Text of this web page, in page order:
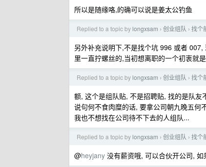
所以是随缘咯,的确可以说是姜太公钓鱼
Replied to a topic by longxsam › 创业组队 › 找个
另外补充说明下,不是找个坑 996 或者
里一直拧螺丝的,当初想离职的一个初衷就
Replied to a topic by longxsam › 创业组队 › 找个
额, 这个是组队贴, 不是招聘贴, 找的是队友
说句何不食肉糜的话, 要拿公司朝九晚五何
我也不想找在公司待不下去的人组队...
Replied to a topic by longxsam › 创业组队 › 找个
@heyjany 没有薪资哦, 可以合伙开公司,